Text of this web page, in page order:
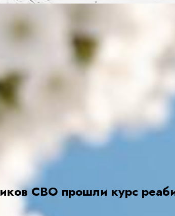
СВО прошли курс